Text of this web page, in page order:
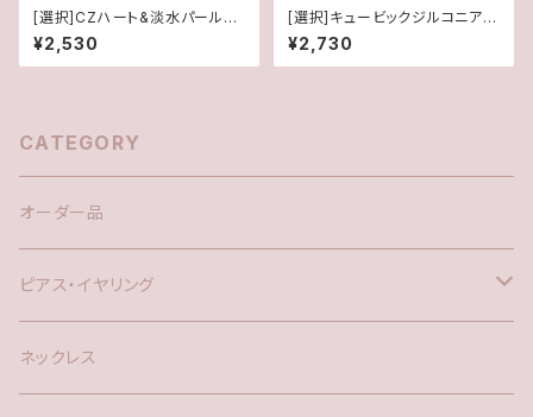
[選択]CZハート&淡水パール✽
カットガラス(1ペア)14kgf/SFピ
アスorイヤリング
¥2,530
[選択]キュービックジルコニア&
スワロフスキー(1ペア)✽ライン1
4kgf/SFピアス/イヤリング
¥2,730
CATEGORY
オーダー品
ピアス・イヤリング
silver925
ネックレス